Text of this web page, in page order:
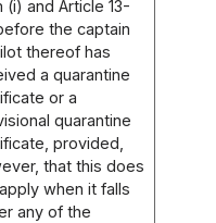
(i) and Article 13-
the captain
thereof has
a quarantine
or a
quarantine
provided,
that this does
when it falls
any of the